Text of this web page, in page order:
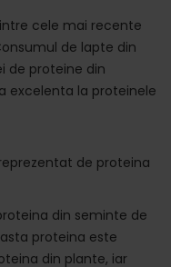
cele mai recente
de lapte din
de proteine din
excelenta la proteinele
de proteina
din seminte de
proteina este
din plante, iar